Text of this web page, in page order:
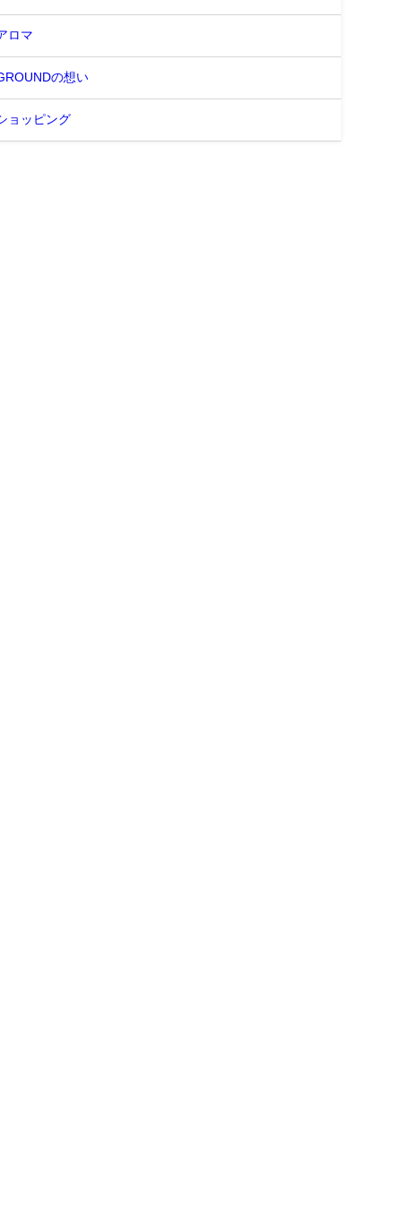
ロマ
の想い
ョッピング